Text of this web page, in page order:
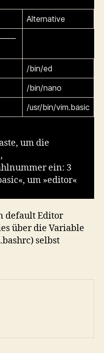
Alternative
/bin/ed
/bin/nano
/usr/bin/vim.basic
um die
ein: 3
um »editor«
default Editor
über die Variable
selbst